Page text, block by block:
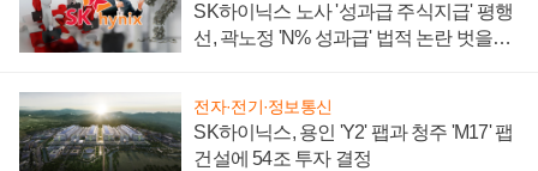
SK하이닉스 노사 '성과급 주식지급' 평행
선, 곽노정 'N% 성과급' 법적 논란 벗을지
전자·전기·정보통신
SK하이닉스, 용인 'Y2' 팹과 청주 'M17' 팹
건설에 54조 투자 결정